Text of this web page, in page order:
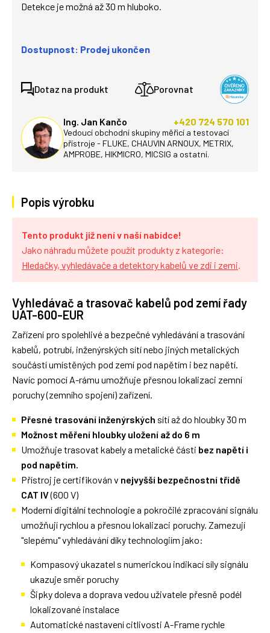
Detekce je možná až 30 m hluboko.
Dostupnost: Prodej ukončen
Dotaz na produkt Porovnat
Ing. Jan Kančo +420 724 570 101
Vedoucí obchodní skupiny měřicí a testovací
přístroje - FLUKE, CHAUVIN ARNOUX, METRIX,
AMPROBE, HIKMICRO, MICSIG a ostatní.
Popis výrobku
Tento produkt již není v naší nabídce!
Jako náhradu můžete použít produkty z kategorie:
Hledačky, vyhledávače a detektory kabelů ve zdi i zemi.
Vyhledávač a trasovač kabelů pod zemí řady
UAT-600-EUR
Zařízení pro spolehlivé a bezpečné vyhledávání a trasování
kabelů, potrubí, inženýrských sítí nebo jiných metalických
součástí umístěných pod zemí pod napětím i bez napětí.
Navíc pomocí A-rámu umožňuje přesnou lokalizaci zemní
poruchy (zemního spojení) zařízení.
Přesné trasování inženýrských sítí až do hloubky 30 m
Možnost měření hloubky uložení až do 6 m
Umožňuje trasovat kabely a metalické části bez napětí i
pod napětím.
Přístroj je certifikován v nejvyšší bezpečnostní třídě
CAT IV(600 V)
Moderní digitální technologie a pokročilé zpracování signálu
umožňují rychlou a přesnou lokalizaci poruchy. Zamezují
"slepému" vyhledávání díky technologiím jako:
Kompasový ukazatel s numerickou indikací síly signálu
ukazuje směr poruchy
Šipky doleva a doprava vedou uživatele přesně podél
lokalizované instalace
Automatické nastavení citlivosti A-Frame rychle